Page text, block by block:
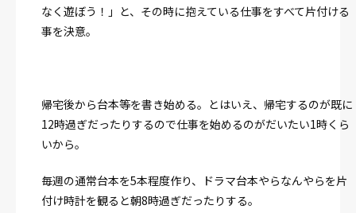
なく遊ぼう！」と、その時に抱えている仕事をすべて片付ける
事を決意。
帰宅後から台本等を書き始める。とはいえ、帰宅するのが既に
12時過ぎだったりするので仕事を始めるのがだいたい1時くら
いから。
毎週の通常台本を5本程度作り、ドラマ台本やらなんやらを片
付け時計を観ると朝8時過ぎだったりする。